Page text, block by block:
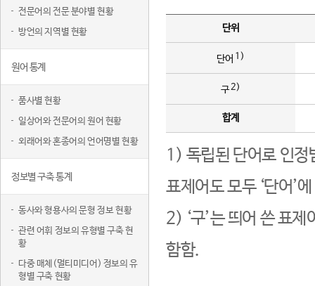
전문어의 전문 분야별 현황
방언의 지역별 현황
원어 통계
품사별 현황
일상어와 전문어의 원어 현황
외래어와 혼종어의 언어명별 현황
정보별 구축 통계
동사와 형용사의 문형 정보 현황
관련 어휘 정보의 유형별 구축 현
황
다중 매체(멀티미디어) 정보의 유
형별 구축 현황
단위
단어 1)
구2)
합계
1) 독립된 단어로 인정
표제어도 모두 ‘단어’
2) ‘구’는 띄어 쓴 표
함함.